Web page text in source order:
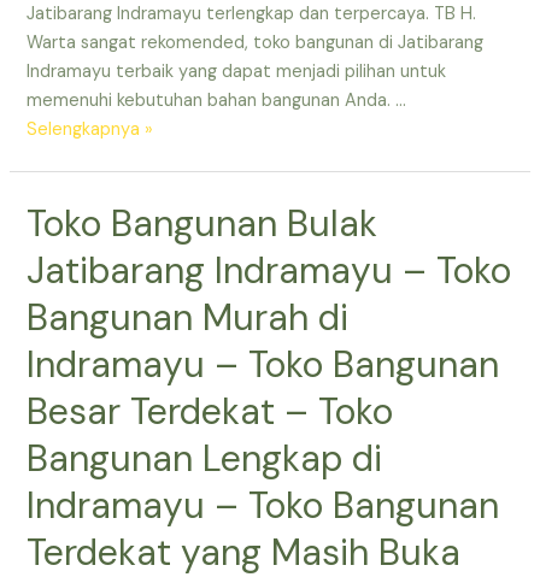
Jatibarang Indramayu terlengkap dan terpercaya. TB H.
Warta sangat rekomended, toko bangunan di Jatibarang
Indramayu terbaik yang dapat menjadi pilihan untuk
memenuhi kebutuhan bahan bangunan Anda. …
Toko
Jatibarang
Indramayu
–
Toko
Bangunan
Murah
Indramayu
–
Depo
Bangunan
Terdekat
–
Selengkapnya »
Toko Bangunan Bulak
Jatibarang Indramayu – Toko
Bangunan Murah di
Indramayu – Toko Bangunan
Besar Terdekat – Toko
Bangunan Lengkap di
Indramayu – Toko Bangunan
Terdekat yang Masih Buka